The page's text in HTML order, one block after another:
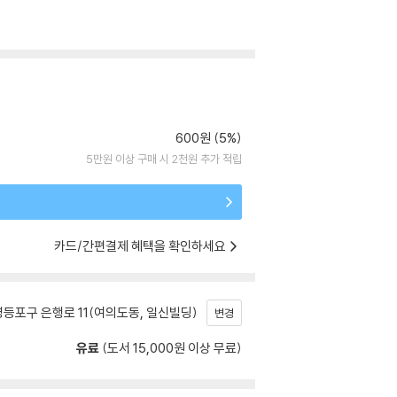
600원 (5%)
5만원 이상 구매 시 2천원 추가 적립
카드/간편결제 혜택을 확인하세요
포구 은행로 11(여의도동, 일신빌딩) 변경
유료 (도서 15,000원 이상 무료)